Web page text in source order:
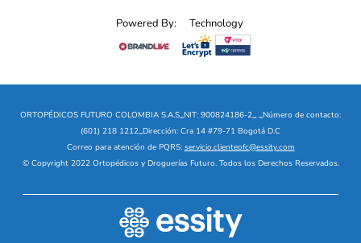
Powered By: Technology
ORTOPÉDICOS FUTURO COLOMBIA S.A.S_NIT: 900824186-2_ _Número de contacto:
(601) 218 1212_Dirección: Cra 14 #79-71 Bogotá D.C
Correo para atención de PQRS: servicio.clienteofc@essity.com
© Copyright 2022 Ortopédicos y Droguerías Futuro. Todos los Derechos Reservados.